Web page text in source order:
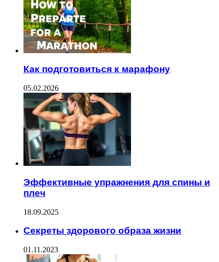
Как подготовиться к марафону
05.02.2026
Эффективные упражнения для спины и
плеч
18.09.2025
Секреты здорового образа жизни
01.11.2023